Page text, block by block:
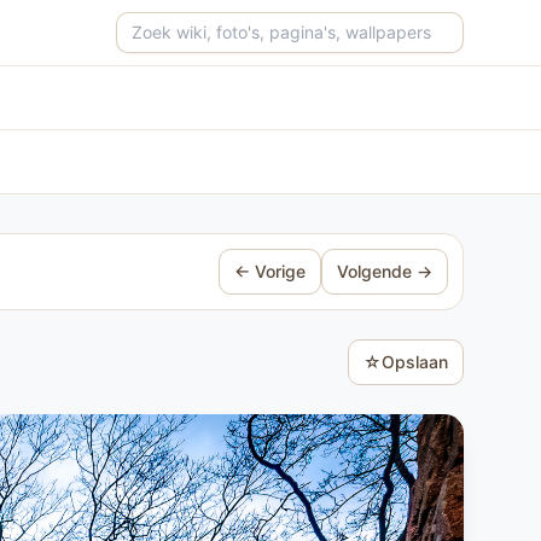
Zoeken op de site
← Vorige Volgende →
☆Opslaan